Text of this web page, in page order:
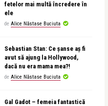
fetelor mai multă încredere în
ele
de Alice Năstase Buciuta
Sebastian Stan: Ce șanse aș fi
avut să ajung la Hollywood,
dacă nu era mama mea?!
de Alice Năstase Buciuta
Gal Gadot – femeia fantastică